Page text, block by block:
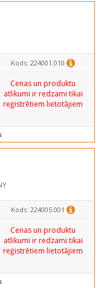
Kods: 224001.010
Cenas un produktu
atlikumi ir redzami tikai
reģistrētiem lietotājiem
Kods: 224005.001
Cenas un produktu
atlikumi ir redzami tikai
reģistrētiem lietotājiem